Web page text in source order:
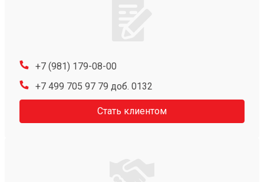
+7 (981) 179-08-00
+7 499 705 97 79 доб. 0132
Стать клиентом